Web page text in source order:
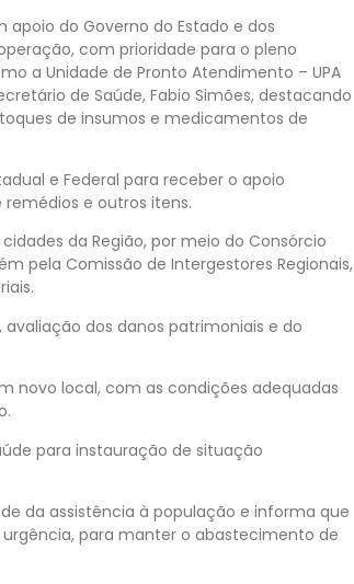
do Governo do Estado e dos
com prioridade para o pleno
a Unidade de Pronto Atendimento – UPA
de Saúde, Fabio Simões, destacando
de insumos e medicamentos de
e Federal para receber o apoio
e outros itens.
da Região, por meio do Consórcio
pela Comissão de Intergestores Regionais,
dos danos patrimoniais e do
novo local, com as condições adequadas
para instauração de situação
da assistência à população e informa que
para manter o abastecimento de